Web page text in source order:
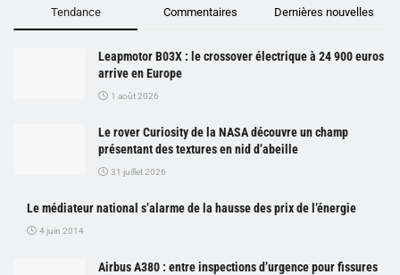
Tendance Commentaires Dernières nouvelles
Leapmotor B03X : le crossover électrique à 24 900 euros
arrive en Europe
1 août 2026
Le rover Curiosity de la NASA découvre un champ
présentant des textures en nid d’abeille
31 juillet 2026
Le médiateur national s’alarme de la hausse des prix de l’énergie
4 juin 2014
Airbus A380 : entre inspections d’urgence pour fissures